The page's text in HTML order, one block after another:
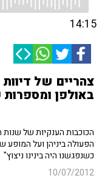
14:15
צהריים של
באולפן
הפעולה ביניהן ועל
כשנפגשנו היה בינינו ניצוץ"
10/07/2012